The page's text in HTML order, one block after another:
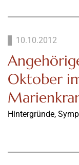
10.10.2012
Oktober
Hintergründe,